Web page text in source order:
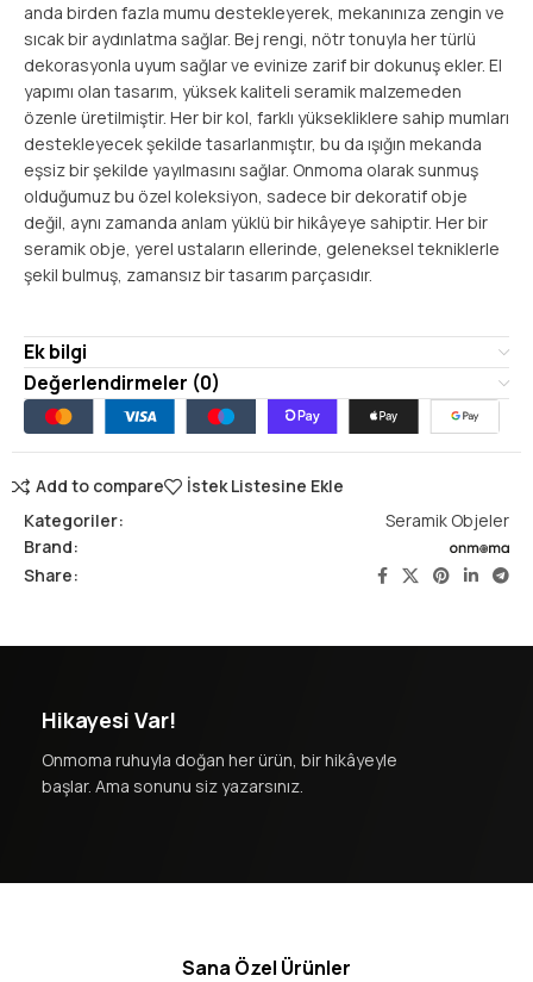
anda birden fazla mumu destekleyerek, mekanınıza zengin ve
sıcak bir aydınlatma sağlar. Bej rengi, nötr tonuyla her türlü
dekorasyonla uyum sağlar ve evinize zarif bir dokunuş ekler. El
yapımı olan tasarım, yüksek kaliteli seramik malzemeden
özenle üretilmiştir. Her bir kol, farklı yüksekliklere sahip mumları
destekleyecek şekilde tasarlanmıştır, bu da ışığın mekanda
eşsiz bir şekilde yayılmasını sağlar. Onmoma olarak sunmuş
olduğumuz bu özel koleksiyon, sadece bir dekoratif obje
değil, aynı zamanda anlam yüklü bir hikâyeye sahiptir. Her bir
seramik obje, yerel ustaların ellerinde, geleneksel tekniklerle
şekil bulmuş, zamansız bir tasarım parçasıdır.
Ek bilgi
Değerlendirmeler (0)
Add to compare
İstek Listesine Ekle
Kategoriler:
Seramik Objeler
Brand:
Share:
Hikayesi Var!
Onmoma ruhuyla doğan her ürün, bir hikâyeyle
başlar. Ama sonunu siz yazarsınız.
Sana Özel Ürünler